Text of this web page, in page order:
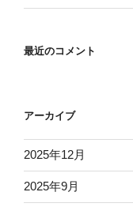
最近のコメント
アーカイブ
2025年12月
2025年9月